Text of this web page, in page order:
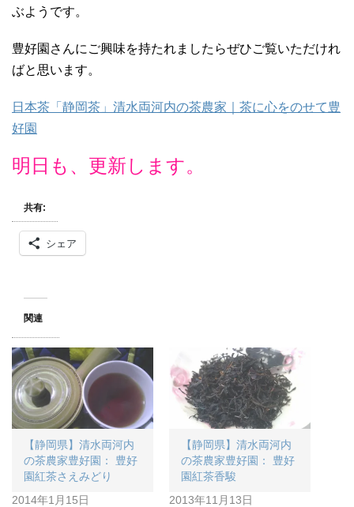
ぶようです。
豊好園さんにご興味を持たれましたらぜひご覧いただけれ
ばと思います。
日本茶「静岡茶」清水両河内の茶農家｜茶に心をのせて豊
好園
明日も、更新します。
共有:
シェア
関連
【静岡県】清水両河内
の茶農家豊好園： 豊好
園紅茶さえみどり
2014年1月15日
【静岡県】清水両河内
の茶農家豊好園： 豊好
園紅茶香駿
2013年11月13日